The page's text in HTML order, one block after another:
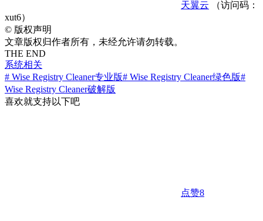
天翼云 （访问码：
xut6）
© 版权声明
文章版权归作者所有，未经允许请勿转载。
THE END
系统相关
# Wise Registry Cleaner专业版# Wise Registry Cleaner绿色版#
Wise Registry Cleaner破解版
喜欢就支持以下吧
点赞8